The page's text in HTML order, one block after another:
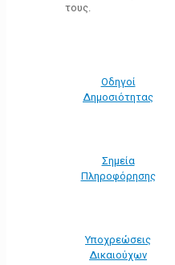
τους.
Οδηγοί
Δημοσιότητας
Σημεία
Πληροφόρησης
Υποχρεώσεις
Δικαιούχων